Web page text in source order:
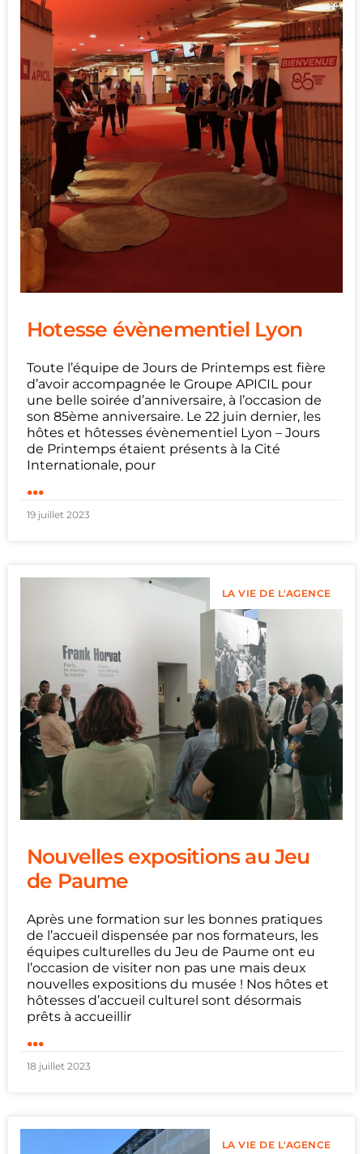
Hotesse évènementiel Lyon
Toute l’équipe de Jours de Printemps est fière
d’avoir accompagnée le Groupe APICIL pour
une belle soirée d’anniversaire, à l’occasion de
son 85ème anniversaire. Le 22 juin dernier, les
hôtes et hôtesses évènementiel Lyon – Jours
de Printemps étaient présents à la Cité
Internationale, pour
...
19 juillet 2023
LA VIE DE L'AGENCE
Nouvelles expositions au Jeu
de Paume
Après une formation sur les bonnes pratiques
de l’accueil dispensée par nos formateurs, les
équipes culturelles du Jeu de Paume ont eu
l’occasion de visiter non pas une mais deux
nouvelles expositions du musée ! Nos hôtes et
hôtesses d’accueil culturel sont désormais
prêts à accueillir
...
18 juillet 2023
LA VIE DE L'AGENCE